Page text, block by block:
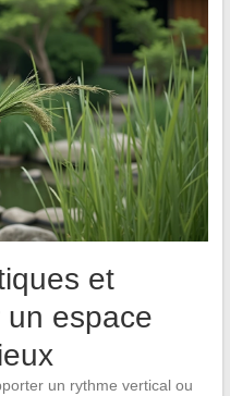
et
espace
un rythme vertical ou